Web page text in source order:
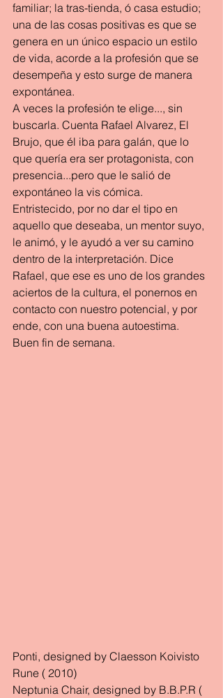
familiar; la tras-tienda, ó casa estudio;
una de las cosas positivas es que se
genera en un único espacio un estilo
de vida, acorde a la profesión que se
desempeña y esto surge de manera
expontánea.
A veces la profesión te elige..., sin
buscarla. Cuenta Rafael Alvarez, El
Brujo, que él iba para galán, que lo
que quería era ser protagonista, con
presencia...pero que le salió de
expontáneo la vis cómica.
Entristecido, por no dar el tipo en
aquello que deseaba, un mentor suyo,
le animó, y le ayudó a ver su camino
dentro de la interpretación. Dice
Rafael, que ese es uno de los grandes
aciertos de la cultura, el ponernos en
contacto con nuestro potencial, y por
ende, con una buena autoestima.
Buen fin de semana.
Ponti, designed by Claesson Koivisto
Rune ( 2010)
Neptunia Chair, designed by B.B.P.R (